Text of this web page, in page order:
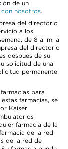
de un
nosotros.
del directorio
a los
de 8 a. m. a
del directorio
después de su
solicitud de una
permanente
para
farmacias, se
Kaiser
farmacia de la
de la red
de la red de